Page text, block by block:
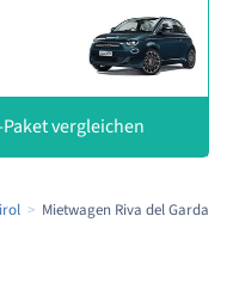
vergleichen
Mietwagen Riva del Garda